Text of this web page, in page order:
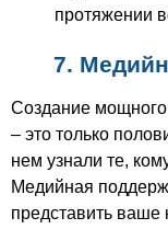
протяжении
7.
Создание
– это только
нем узнали те,
Медийная
представить